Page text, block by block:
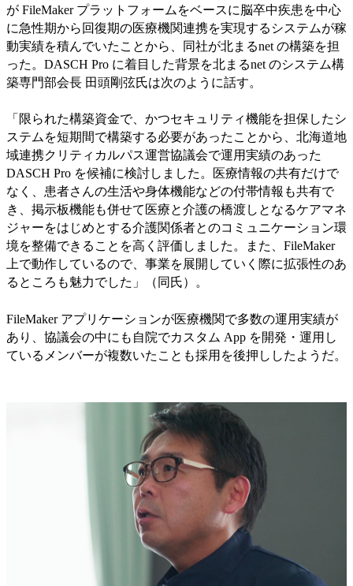
が FileMaker プラットフォームをベースに脳卒中疾患を中心
に急性期から回復期の医療機関連携を実現するシステムが稼
動実績を積んでいたことから、同社が北まるnet の構築を担
った。DASCH Pro に着目した背景を北まるnet のシステム構
築専門部会長 田頭剛弦氏は次のように話す。
「限られた構築資金で、かつセキュリティ機能を担保したシ
ステムを短期間で構築する必要があったことから、北海道地
域連携クリティカルパス運営協議会で運用実績のあった
DASCH Pro を候補に検討しました。医療情報の共有だけで
なく、患者さんの生活や身体機能などの付帯情報も共有で
き、掲示板機能も併せて医療と介護の橋渡しとなるケアマネ
ジャーをはじめとする介護関係者とのコミュニケーション環
境を整備できることを高く評価しました。また、FileMaker
上で動作しているので、事業を展開していく際に拡張性のあ
るところも魅力でした」（同氏）。
FileMaker アプリケーションが医療機関で多数の運用実績が
あり、協議会の中にも自院でカスタム App を開発・運用し
ているメンバーが複数いたことも採用を後押ししたようだ。